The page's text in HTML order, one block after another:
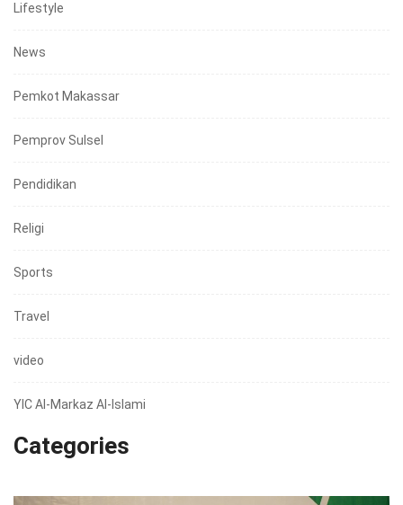
Lifestyle
News
Pemkot Makassar
Pemprov Sulsel
Pendidikan
Religi
Sports
Travel
video
YIC Al-Markaz Al-Islami
Categories